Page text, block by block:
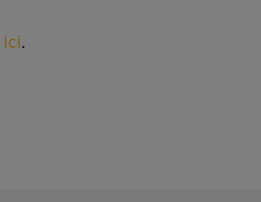
ici.